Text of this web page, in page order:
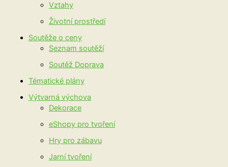
Vztahy
Životní prostředí
Soutěže o ceny
Seznam soutěží
Soutěž Doprava
Tématické plány
Výtvarná výchova
Dekorace
eShopy pro tvoření
Hry pro zábavu
Jarní tvoření